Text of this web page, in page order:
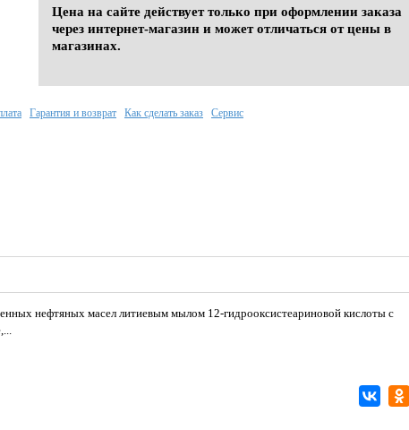
Цена на сайте действует только при оформлении заказа
через интернет-магазин и может отличаться от цены в
магазинах.
нефтяных масел литиевым мылом 12-гидрооксистеариновой кислоты с
Гарантия и возврат Как сделать заказ Сервис